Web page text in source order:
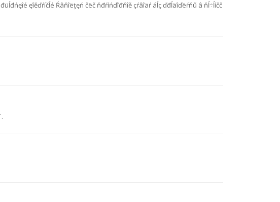
ęîěďŕíčĺé Ŕâňîëţęń čëč ňđŕíńďîđňîě çŕâîäŕ áĺç ďđĺäîďëŕňű â ňĺ÷ĺíčč